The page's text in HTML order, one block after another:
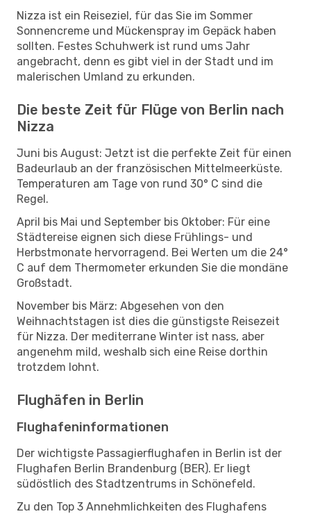
Nizza ist ein Reiseziel, für das Sie im Sommer
Sonnencreme und Mückenspray im Gepäck haben
sollten. Festes Schuhwerk ist rund ums Jahr
angebracht, denn es gibt viel in der Stadt und im
malerischen Umland zu erkunden.
Die beste Zeit für Flüge von Berlin nach
Nizza
Juni bis August: Jetzt ist die perfekte Zeit für einen
Badeurlaub an der französischen Mittelmeerküste.
Temperaturen am Tage von rund 30° C sind die
Regel.
April bis Mai und September bis Oktober: Für eine
Städtereise eignen sich diese Frühlings- und
Herbstmonate hervorragend. Bei Werten um die 24°
C auf dem Thermometer erkunden Sie die mondäne
Großstadt.
November bis März: Abgesehen von den
Weihnachtstagen ist dies die günstigste Reisezeit
für Nizza. Der mediterrane Winter ist nass, aber
angenehm mild, weshalb sich eine Reise dorthin
trotzdem lohnt.
Flughäfen in Berlin
Flughafeninformationen
Der wichtigste Passagierflughafen in Berlin ist der
Flughafen Berlin Brandenburg (BER). Er liegt
südöstlich des Stadtzentrums in Schönefeld.
Zu den Top 3 Annehmlichkeiten des Flughafens